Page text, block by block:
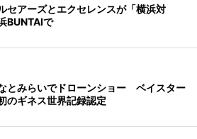
セアーズとエクセレンスが「横浜対
BUNTAIで
とみらいでドローンショー ベイスター
のギネス世界記録認定